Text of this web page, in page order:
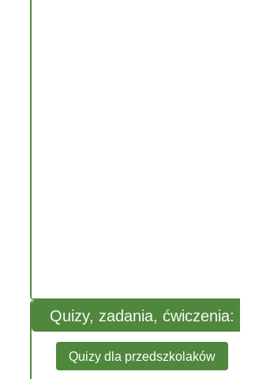
Quizy, zadania, ćwiczenia:
Quizy dla przedszkolaków